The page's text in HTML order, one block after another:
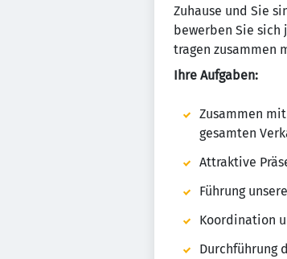
Zuhause und Sie
bewerben Sie sich
tragen zusammen
Ihre Aufgaben:
Zusammen
gesamten
Attraktive
Führung
Koordination
Durchführung